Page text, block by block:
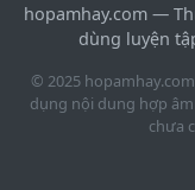
hopamhay.com —
dùng luyện
© 2025
dụng nội dung hợp
chưa